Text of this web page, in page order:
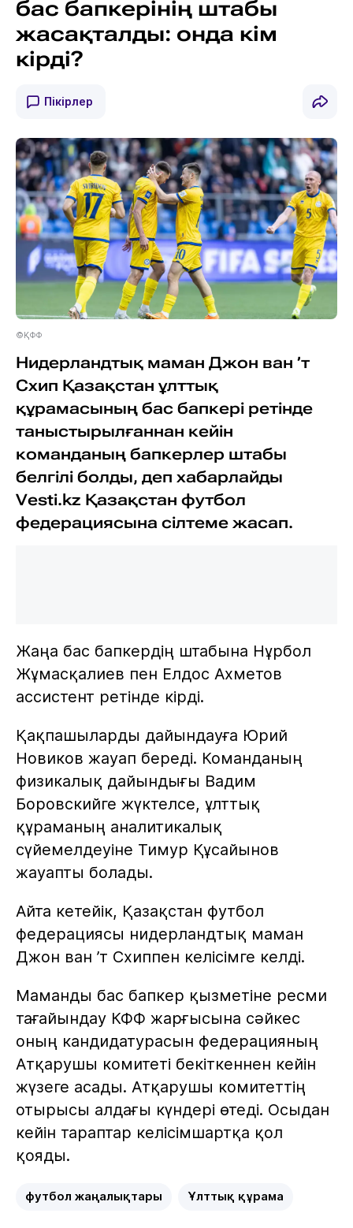
бас бапкерінің штабы
жасақталды: онда кім
кірді?
Пікірлер
©ҚФФ
Нидерландтық маман Джон ван ’т
Схип Қазақстан ұлттық
құрамасының бас бапкері ретінде
таныстырылғаннан кейін
команданың бапкерлер штабы
белгілі болды, деп хабарлайды
Vesti.kz Қазақстан футбол
федерациясына сілтеме жасап.
Жаңа бас бапкердің штабына Нұрбол
Жұмасқалиев пен Елдос Ахметов
ассистент ретінде кірді.
Қақпашыларды дайындауға Юрий
Новиков жауап береді. Команданың
физикалық дайындығы Вадим
Боровскийге жүктелсе, ұлттық
құраманың аналитикалық
сүйемелдеуіне Тимур Құсайынов
жауапты болады.
Айта кетейік, Қазақстан футбол
федерациясы нидерландтық маман
Джон ван ’т Схиппен келісімге келді.
Маманды бас бапкер қызметіне ресми
тағайындау КФФ жарғысына сәйкес
оның кандидатурасын федерацияның
Атқарушы комитеті бекіткеннен кейін
жүзеге асады. Атқарушы комитеттің
отырысы алдағы күндері өтеді. Осыдан
кейін тараптар келісімшартқа қол
қояды.
футбол жаңалықтары Ұлттық құрама